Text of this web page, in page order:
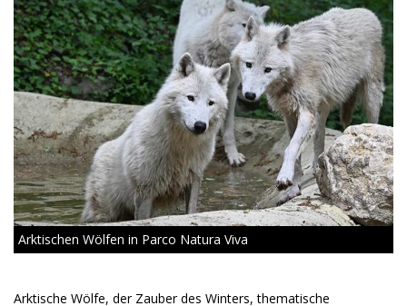
Arktischen Wölfen in Parco Natura Viva
Arktische Wölfe, der Zauber des Winters, thematische